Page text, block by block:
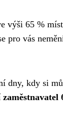
výši 65 %
pro vás
dny, kdy si